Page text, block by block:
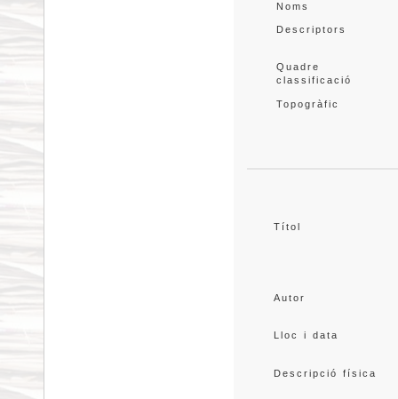
Noms
Descriptors
Quadre
classificació
Topogràfic
Títol
Autor
Lloc i data
Descripció física